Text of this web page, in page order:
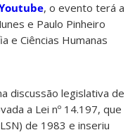
, o evento terá a
e Paulo Pinheiro
e Ciências Humanas
discussão legislativa de
a Lei nº 14.197, que
de 1983 e inseriu